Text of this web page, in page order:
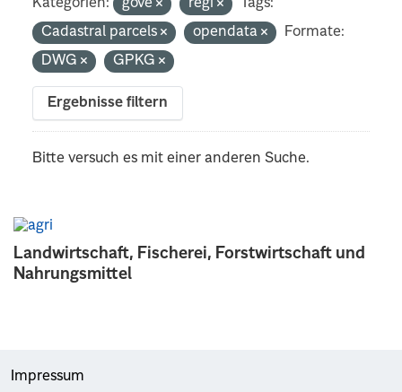
Landwirtschaft, Fischerei, Forstwirtschaft und
Nahrungsmittel
Kategorien: gove regi
Tags:
Cadastral parcels
opendata
Formate:
DWG
GPKG
Ergebnisse filtern
Bitte versuch es mit einer anderen Suche.
Impressum